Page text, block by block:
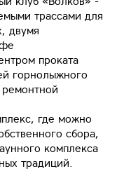
трассами для
двумя
проката
горнолыжного
где можно
сбора,
комплекса
традиций.